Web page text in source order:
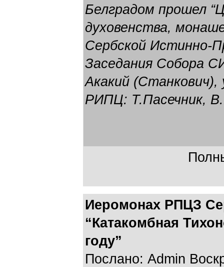
Белградом прошел
духовенства,
Сербской Истинно-
Заседания Собора
Акакий (Станкович),
РИПЦ: Т.Пасечник,
Иеромонах РПЦЗ
“Катакомбная
году”
Послано: Admin